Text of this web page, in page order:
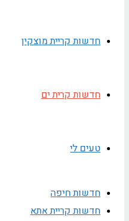
חדשות קריית מוצקין
חדשות קרית ים
טעים לי
חדשות חיפה
חדשות קריית אתא